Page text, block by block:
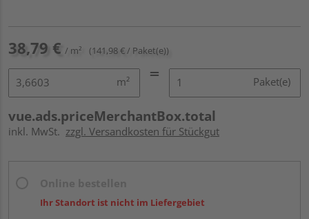
38,79 € / m² (141,98 € / Paket(e))
m² Paket(e)
vue.ads.priceMerchantBox.total
inkl. MwSt. zzgl. Versandkosten für Stückgut
Ihr Standort ist nicht im Liefergebiet